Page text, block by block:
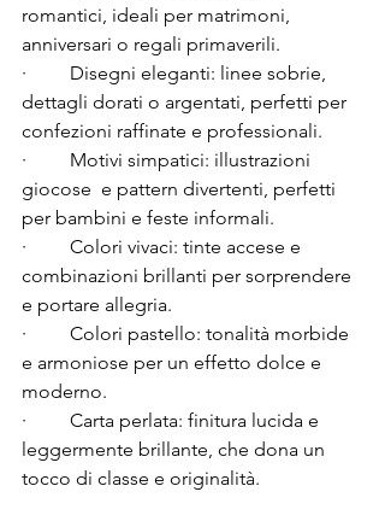
romantici, ideali per matrimoni,
anniversari o regali primaverili.
·         Disegni eleganti: linee sobrie,
dettagli dorati o argentati, perfetti per
confezioni raffinate e professionali.
·         Motivi simpatici: illustrazioni
giocose  e pattern divertenti, perfetti
per bambini e feste informali.
·         Colori vivaci: tinte accese e
combinazioni brillanti per sorprendere
e portare allegria.
·         Colori pastello: tonalità morbide
e armoniose per un effetto dolce e
moderno.
·         Carta perlata: finitura lucida e
leggermente brillante, che dona un
tocco di classe e originalità.